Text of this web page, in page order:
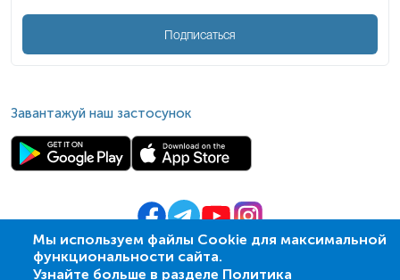
Мы используем файлы Cookie для максимальной
функциональности сайта.
Узнайте больше в разделе Политика
Подписаться
Завантажуй наш застосунок
© 2009- 2026| ПСМЛ «Ескулаб»